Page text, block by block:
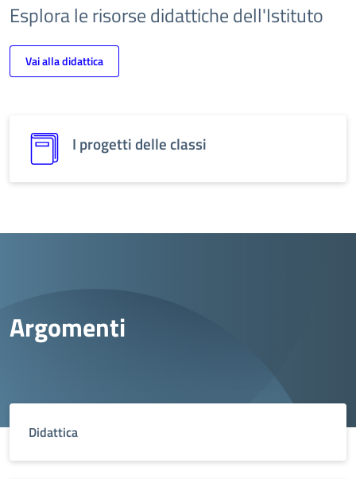
Esplora le risorse didattiche dell'Istituto
Vai alla didattica
I progetti delle classi
Argomenti
Didattica